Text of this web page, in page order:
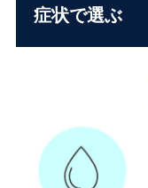
症状で選ぶ